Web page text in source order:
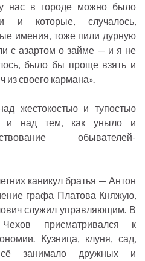
нас в городе можно было
и которые, случалось,
имения, тоже пили дурную
с азартом о займе — и я не
было бы проще взять и
из своего кармана».
жестокостью и тупостью
и над тем, как уныло и
обывателей-
каникул братья — Антон
графа Платова Княжую,
служил управляющим. В
присматривался к
Кузница, клуня, сад,
занимало дружных и